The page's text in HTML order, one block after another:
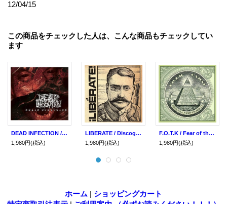
12/04/15
この商品をチェックした人は、こんな商品もチェックしてい
ます
DEAD INFECTION / Brain corrosion (cd) Obliteration
1,980円(税込)
LIBERATE / Discografía (cd) Break the records
1,980円(税込)
F.O.T.K / Fear of the known (cd) Break the records
1,980円(税込)
ホーム | ショッピングカート